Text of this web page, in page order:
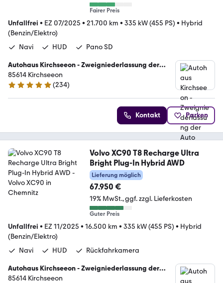
Fairer Preis
Unfallfrei • EZ 07/2025 • 21.700 km • 335 kW (455 PS) • Hybrid
(Benzin/Elektro)
Navi
HUD Pano SD
Autohaus Kirchseeon - Zweigniederlassung der
Auto Eder GmbH
85614 Kirchseeon
4.9 Sterne
(234)
Kontakt Parken
Volvo XC90 T8 Recharge Ultra
Bright Plug-In Hybrid AWD
Lieferung möglich
67.950 €
19% MwSt. ggf. zzgl. Lieferkosten
Guter Preis
Unfallfrei • EZ 11/2025 • 16.500 km • 335 kW (455 PS) • Hybrid
(Benzin/Elektro)
Navi
HUD Rückfahrkamera
Autohaus Kirchseeon - Zweigniederlassung der
Auto Eder GmbH
85614 Kirchseeon